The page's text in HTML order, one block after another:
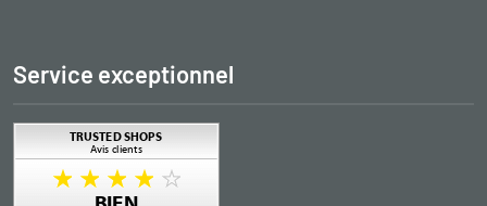
Service exceptionnel